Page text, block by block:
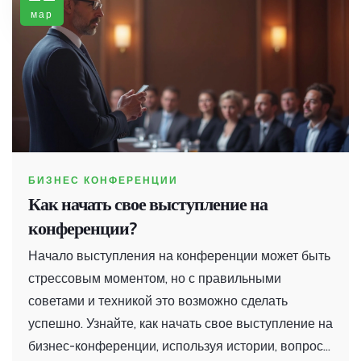
мар
БИЗНЕС КОНФЕРЕНЦИИ
Как начать свое выступление на
конференции?
Начало выступления на конференции может быть
стрессовым моментом, но с правильными
советами и техникой это возможно сделать
успешно. Узнайте, как начать свое выступление на
бизнес-конференции, используя истории, вопросы